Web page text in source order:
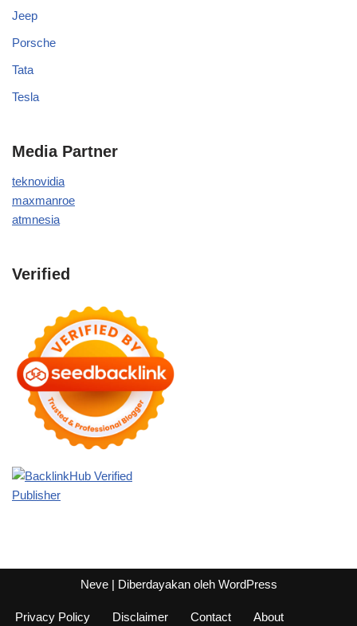
Jeep
Porsche
Tata
Tesla
Media Partner
teknovidia
maxmanroe
atmnesia
Verified
Neve| Diberdayakan oleh WordPress
Privacy Policy Disclaimer Contact About